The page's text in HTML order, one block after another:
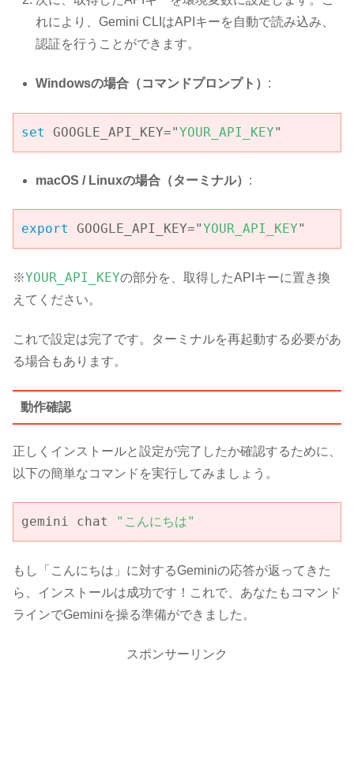
れにより、Gemini CLIはAPIキーを自動で読み込み、
認証を行うことができます。
Windowsの場合（コマンドプロンプト） :
set GOOGLE_API_KEY="YOUR_API_KEY"
macOS / Linuxの場合（ターミナル） :
export GOOGLE_API_KEY="YOUR_API_KEY"
※YOUR_API_KEYの部分を、取得したAPIキーに置き換
えてください。
これで設定は完了です。ターミナルを再起動する必要があ
る場合もあります。
動作確認
正しくインストールと設定が完了したか確認するために、
以下の簡単なコマンドを実行してみましょう。
gemini chat "こんにちは"
もし「こんにちは」に対するGeminiの応答が返ってきた
ら、インストールは成功です！これで、あなたもコマンド
ラインでGeminiを操る準備ができました。
スポンサーリンク